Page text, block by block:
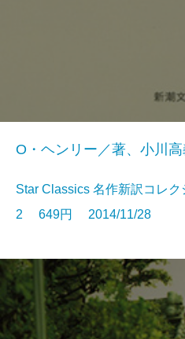
O・ヘンリー／著、小川高
Star Classics 名作新訳コレ
2 649円 2014/11/28